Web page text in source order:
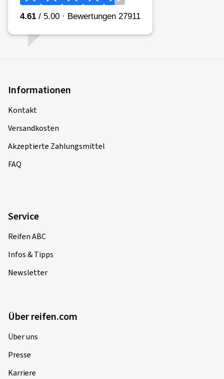
Informationen
Kontakt
Versandkosten
Akzeptierte Zahlungsmittel
FAQ
Service
Reifen ABC
Infos & Tipps
Newsletter
Über reifen.com
Über uns
Presse
Karriere